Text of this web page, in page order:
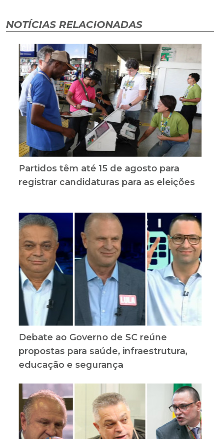
NOTÍCIAS RELACIONADAS
Partidos têm até 15 de agosto para
registrar candidaturas para as eleições
Debate ao Governo de SC reúne
propostas para saúde, infraestrutura,
educação e segurança